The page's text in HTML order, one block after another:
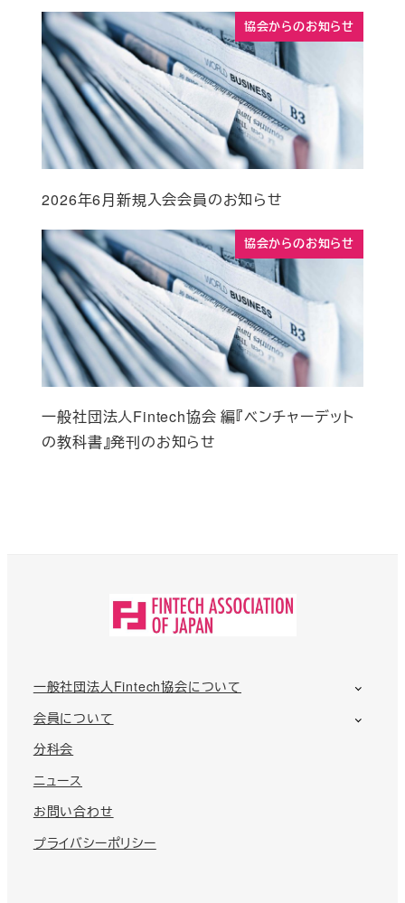
協会からのお知らせ
2026年6月新規入会会員のお知らせ
協会からのお知らせ
一般社団法人Fintech協会 編『ベンチャーデット
の教科書』発刊のお知らせ
一般社団法人Fintech協会について
会員について
分科会
ニュース
お問い合わせ
プライバシーポリシー